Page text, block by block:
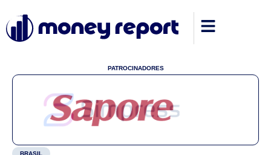
PATROCINADORES
BRASIL